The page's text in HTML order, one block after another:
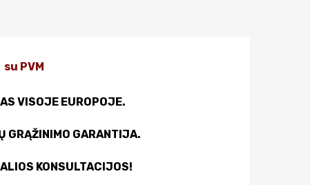
su PVM
VISOJE EUROPOJE.
GRĄŽINIMO GARANTIJA.
KONSULTACIJOS!